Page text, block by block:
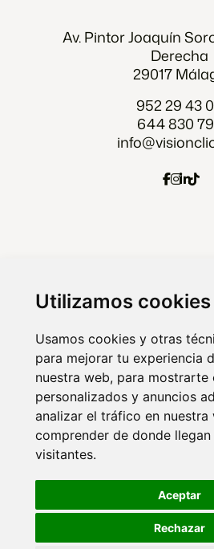
Utilizamos cookies
Usamos cookies y otras
para mejorar tu experiencia
nuestra web, para mostrarte
personalizados y anuncios
analizar el tráfico en nuestra
comprender de donde
visitantes.
Aceptar
Rechazar
Av. Pintor Joaquín
Derecha
29017
952 29 43
644 830
Marketing digital
Marketing digital
© 2026 VISIONCLICK.
online y
Aviso legal
Política
Política de